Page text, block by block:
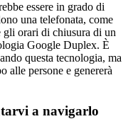
essere in grado di
una telefonata, come
orari di chiusura di un
Google Duplex. È
questa tecnologia, ma
alle persone e genererà
a navigarlo